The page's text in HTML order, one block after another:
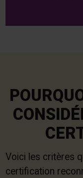
Voici les critères
certification